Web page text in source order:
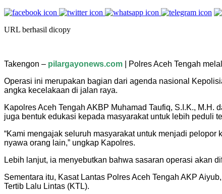
URL berhasil dicopy
Takengon – pilargayonews.com | Polres Aceh Tengah
Operasi ini merupakan bagian dari agenda nasional
angka kecelakaan di jalan raya.
Kapolres Aceh Tengah AKBP Muhamad Taufiq, S.I.K.,
juga bentuk edukasi kepada masyarakat untuk lebih peduli
“Kami mengajak seluruh masyarakat untuk menjadi
nyawa orang lain,” ungkap Kapolres.
Lebih lanjut, ia menyebutkan bahwa sasaran operasi akan
Sementara itu, Kasat Lantas Polres Aceh Tengah AKP
Tertib Lalu Lintas (KTL).